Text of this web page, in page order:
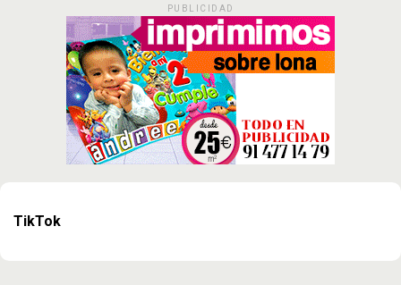
PUBLICIDAD
TikTok